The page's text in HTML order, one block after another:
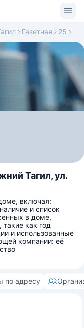
Газетная 25
Тагил, ул.
включая:
и список
в доме,
такие как год
и использованные
компании: её
по адресу